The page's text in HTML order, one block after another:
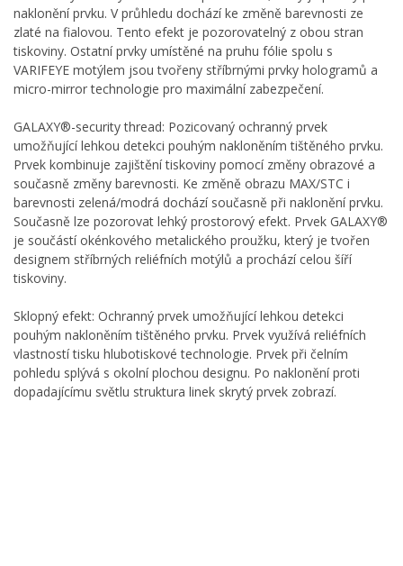
naklonění prvku. V průhledu dochází ke změně barevnosti ze
zlaté na fialovou. Tento efekt je pozorovatelný z obou stran
tiskoviny. Ostatní prvky umístěné na pruhu fólie spolu s
VARIFEYE motýlem jsou tvořeny stříbrnými prvky hologramů a
micro-mirror technologie pro maximální zabezpečení.
GALAXY®-security thread: Pozicovaný ochranný prvek
umožňující lehkou detekci pouhým nakloněním tištěného prvku.
Prvek kombinuje zajištění tiskoviny pomocí změny obrazové a
současně změny barevnosti. Ke změně obrazu MAX/STC i
barevnosti zelená/modrá dochází současně při naklonění prvku.
Současně lze pozorovat lehký prostorový efekt. Prvek GALAXY®
je součástí okénkového metalického proužku, který je tvořen
designem stříbrných reliéfních motýlů a prochází celou šíří
tiskoviny.
Sklopný efekt: Ochranný prvek umožňující lehkou detekci
pouhým nakloněním tištěného prvku. Prvek využívá reliéfních
vlastností tisku hlubotiskové technologie. Prvek při čelním
pohledu splývá s okolní plochou designu. Po naklonění proti
dopadajícímu světlu struktura linek skrytý prvek zobrazí.